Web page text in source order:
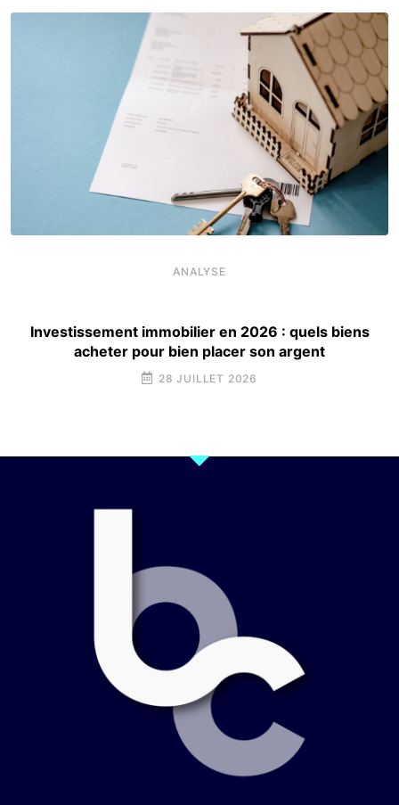
ANALYSE
Investissement immobilier en 2026 : quels biens
acheter pour bien placer son argent
28 JUILLET 2026